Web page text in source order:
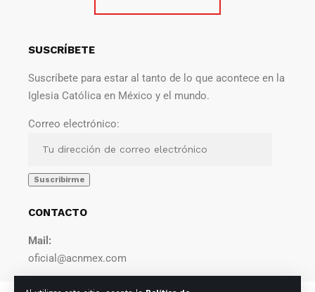
SUSCRÍBETE
Suscríbete para estar al tanto de lo que acontece en la
Iglesia Católica en México y el mundo.
Correo electrónico:
CONTACTO
Mail:
oficial@acnmex.com